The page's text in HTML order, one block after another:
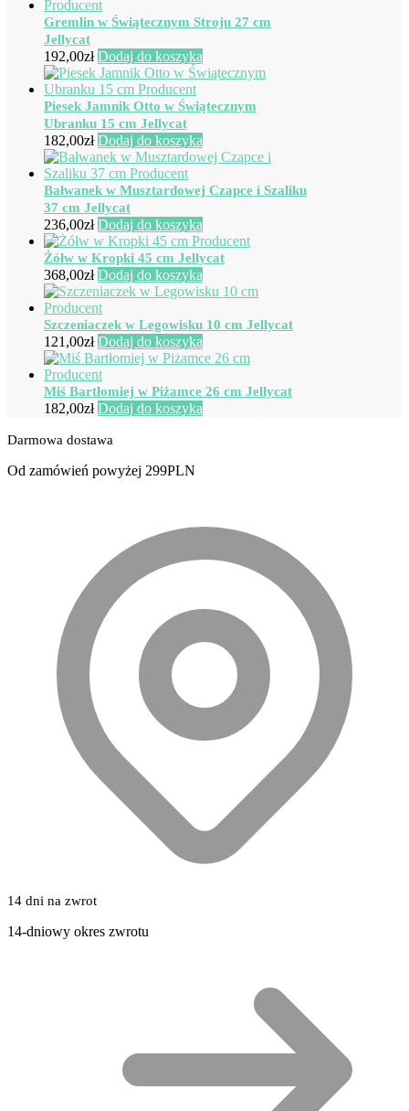
Gremlin w Świątecznym Stroju 27 cm
Jellycat
192,00zł Dodaj do koszyka
Piesek Jamnik Otto w Świątecznym
Ubranku 15 cm Jellycat
182,00zł Dodaj do koszyka
Bałwanek w Musztardowej Czapce i Szaliku
37 cm Jellycat
236,00zł Dodaj do koszyka
Żółw w Kropki 45 cm Jellycat
368,00zł Dodaj do koszyka
Szczeniaczek w Legowisku 10 cm Jellycat
121,00zł Dodaj do koszyka
Miś Bartłomiej w Piżamce 26 cm Jellycat
182,00zł Dodaj do koszyka
Darmowa dostawa
Od zamówień powyżej 299PLN
14 dni na zwrot
14-dniowy okres zwrotu